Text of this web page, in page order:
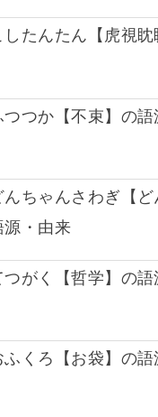
したんたん【虎視
つつか【不束】の
んちゃんさわぎ【
源・由来
つがく【哲学】の
ふくろ【お袋】の